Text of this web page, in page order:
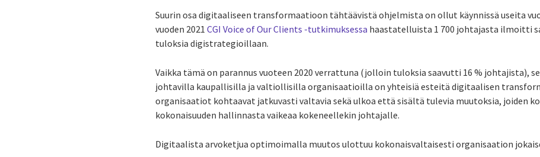
Suurin osa digitaaliseen transformaatioon tähtäävistä ohjelmista on ollut käynnissä useita
vuoden 2021CGI Voice of Our Clients -tutkimuksessa haastatelluista 1 700 johtajasta ilmoitti
tuloksia digistrategioillaan.
Vaikka tämä on parannus vuoteen 2020 verrattuna (jolloin tuloksia saavutti 16 % johtajista),
johtavilla kaupallisilla ja valtiollisilla organisaatioilla on yhteisiä esteitä digitaalisen
organisaatiot kohtaavat jatkuvasti valtavia sekä ulkoa että sisältä tulevia muutoksia, joiden
kokonaisuuden hallinnasta vaikeaa kokeneellekin johtajalle.
Digitaalista arvoketjua optimoimalla muutos ulottuu kokonaisvaltaisesti organisaation